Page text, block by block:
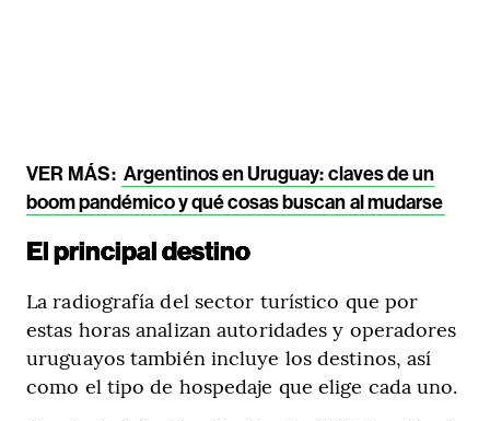
VER MÁS: Argentinos en Uruguay: claves de un
boom pandémico y qué cosas buscan al mudarse
El principal destino
La radiografía del sector turístico que por
estas horas analizan autoridades y operadores
uruguayos también incluye los destinos, así
como el tipo de hospedaje que elige cada uno.